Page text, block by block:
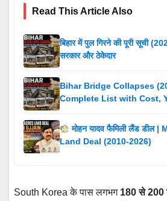
Read This Article Also
बिहार में पुल गिरने की पूरी सूची
सरकार और ठेकेदार
Bihar Bridge Collapses
Complete List with Cost,
मोहन यादव फैमिली लैंड डील
Land Deal (2010-2026)
South Korea के पास लगभग 180 से 200